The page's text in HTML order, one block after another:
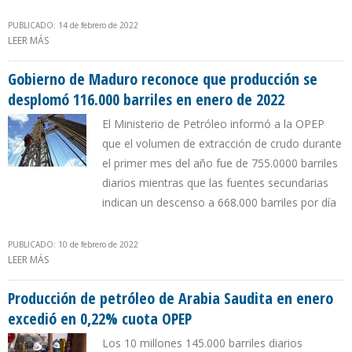
PUBLICADO: 14 de febrero de 2022
LEER MÁS
Gobierno de Maduro reconoce que producción se
desplomó 116.000 barriles en enero de 2022
El Ministerio de Petróleo informó a la OPEP
que el volumen de extracción de crudo durante
el primer mes del año fue de 755.0000 barriles
diarios mientras que las fuentes secundarias
indican un descenso a 668.000 barriles por día
PUBLICADO: 10 de febrero de 2022
LEER MÁS
Producción de petróleo de Arabia Saudita en enero
excedió en 0,22% cuota OPEP
Los 10 millones 145.000 barriles diarios